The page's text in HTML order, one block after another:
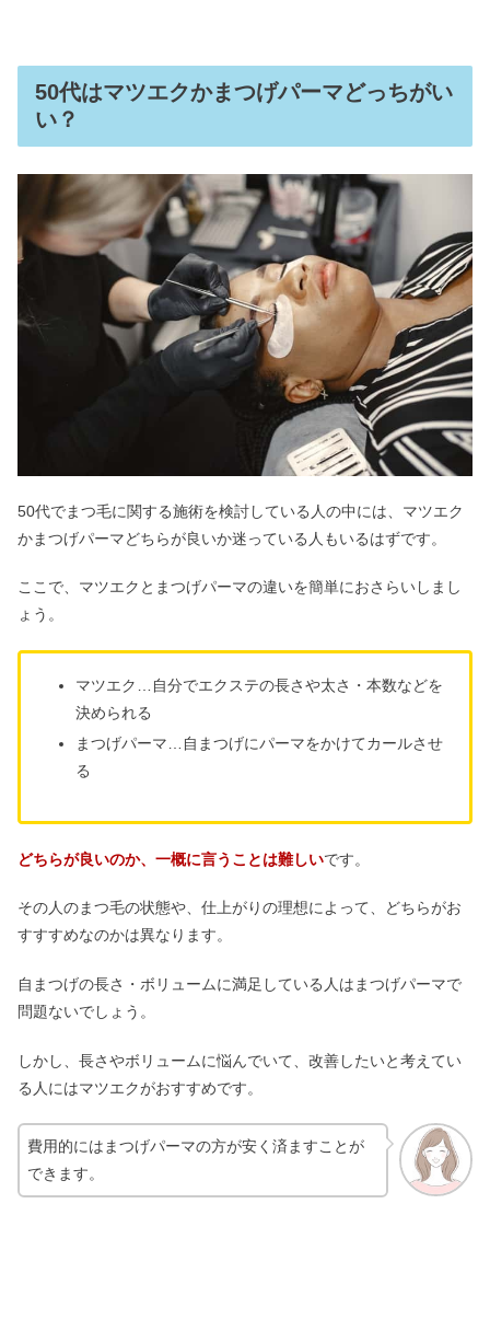
50代はマツエクかまつげパーマどっちがい
い？
50代でまつ毛に関する施術を検討している人の中には、マツエク
かまつげパーマどちらが良いか迷っている人もいるはずです。
ここで、マツエクとまつげパーマの違いを簡単におさらいしまし
ょう。
マツエク…自分でエクステの長さや太さ・本数などを
決められる
まつげパーマ…自まつげにパーマをかけてカールさせ
る
どちらが良いのか、一概に言うことは難しいです。
その人のまつ毛の状態や、仕上がりの理想によって、どちらがお
すすすめなのかは異なります。
自まつげの長さ・ボリュームに満足している人はまつげパーマで
問題ないでしょう。
しかし、長さやボリュームに悩んでいて、改善したいと考えてい
る人にはマツエクがおすすめです。
費用的にはまつげパーマの方が安く済ますことが
できます。